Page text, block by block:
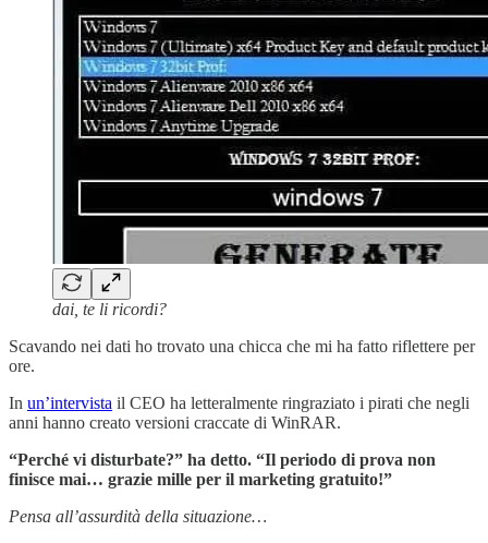
dai, te li ricordi?
Scavando nei dati ho trovato una chicca che mi ha fatto riflettere per
ore.
In un’intervista il CEO ha letteralmente ringraziato i pirati che negli
anni hanno creato versioni craccate di WinRAR.
“Perché vi disturbate?” ha detto. “Il periodo di prova non
finisce mai… grazie mille per il marketing gratuito!”
Pensa all’assurdità della situazione…